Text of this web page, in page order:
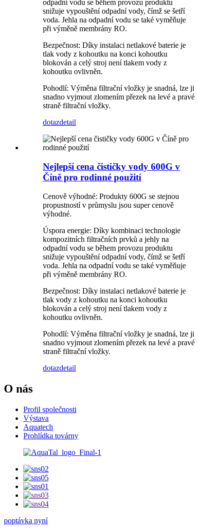
odpadní vodu se během provozu produktu
snižuje vypouštění odpadní vody, čímž se šetří
voda. Jehla na odpadní vodu se také vyměňuje
při výměně membrány RO.
Bezpečnost: Díky instalaci netlakové baterie je
tlak vody z kohoutku na konci kohoutku
blokován a celý stroj není tlakem vody z
kohoutku ovlivněn.
Pohodlí: Výměna filtrační vložky je snadná, lze ji
snadno vyjmout zlomením přezek na levé a pravé
straně filtrační vložky.
dotazdetail
Nejlepší cena čističky vody 600G v
Číně pro rodinné použití
Cenově výhodné: Produkty 600G se stejnou
propustností v průmyslu jsou super cenově
výhodné.
Úspora energie: Díky kombinaci technologie
kompozitních filtračních prvků a jehly na
odpadní vodu se během provozu produktu
snižuje vypouštění odpadní vody, čímž se šetří
voda. Jehla na odpadní vodu se také vyměňuje
při výměně membrány RO.
Bezpečnost: Díky instalaci netlakové baterie je
tlak vody z kohoutku na konci kohoutku
blokován a celý stroj není tlakem vody z
kohoutku ovlivněn.
Pohodlí: Výměna filtrační vložky je snadná, lze ji
snadno vyjmout zlomením přezek na levé a pravé
straně filtrační vložky.
dotazdetail
O nás
Profil společnosti
Výstava
Aquatech
Prohlídka továrny
poptávka nyní